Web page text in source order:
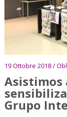
19 Ottobre 2018 /
Asistimos
Grupo